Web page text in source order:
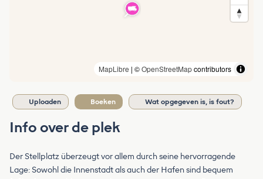
MapLibre | ©OpenStreetMapcontributors
Uploaden Boeken Wat opgegeven is, is fout?
Info over de plek
Der Stellplatz überzeugt vor allem durch seine hervorragende
Lage: Sowohl die Innenstadt als auch der Hafen sind bequem